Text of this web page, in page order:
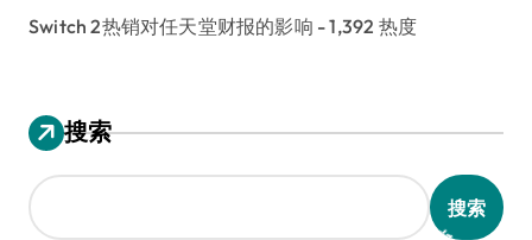
Switch 2热销对任天堂财报的影响 - 1,392 热度
搜索
搜索